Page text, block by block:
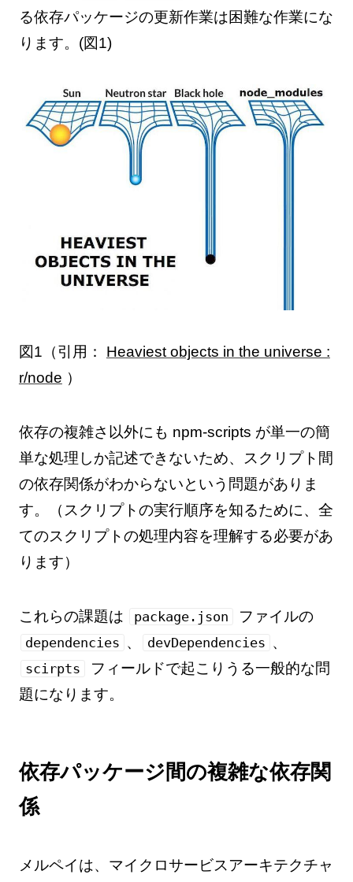
る依存パッケージの更新作業は困難な作業にな
ります。(図1)
図1（引用： Heaviest objects in the universe :
r/node ）
依存の複雑さ以外にも npm-scripts が単一の簡
単な処理しか記述できないため、スクリプト間
の依存関係がわからないという問題がありま
す。（スクリプトの実行順序を知るために、全
てのスクリプトの処理内容を理解する必要があ
ります）
これらの課題は package.json ファイルの
dependencies 、 devDependencies 、
scirpts
フィールドで起こりうる一般的な問
題になります。
依存パッケージ間の複雑な依存関
係
メルペイは、マイクロサービスアーキテクチャ